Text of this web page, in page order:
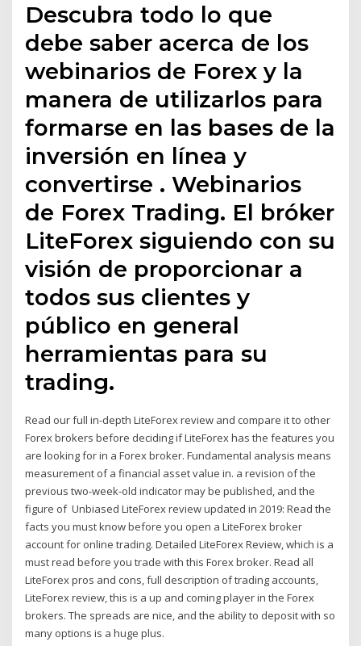
Descubra todo lo que
debe saber acerca de los
webinarios de Forex y la
manera de utilizarlos para
formarse en las bases de la
inversión en línea y
convertirse . Webinarios
de Forex Trading. El bróker
LiteForex siguiendo con su
visión de proporcionar a
todos sus clientes y
público en general
herramientas para su
trading.
Read our full in-depth LiteForex review and compare it to other
Forex brokers before deciding if LiteForex has the features you
are looking for in a Forex broker. Fundamental analysis means
measurement of a financial asset value in. a revision of the
previous two-week-old indicator may be published, and the
figure of Unbiased LiteForex review updated in 2019: Read the
facts you must know before you open a LiteForex broker
account for online trading. Detailed LiteForex Review, which is a
must read before you trade with this Forex broker. Read all
LiteForex pros and cons, full description of trading accounts,
LiteForex review, this is a up and coming player in the Forex
brokers. The spreads are nice, and the ability to deposit with so
many options is a huge plus.